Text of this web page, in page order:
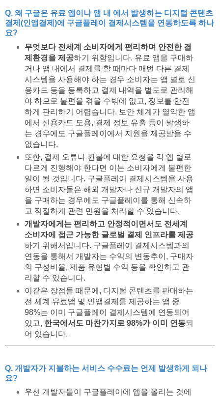
Q. 왜 구글은 유료 앱이나 앱 내 에서 발생하는 디지털 콘텐츠
결제(인앱결제)에 구글플레이 결제시스템을 연동하도록 하나
요?
무엇보다 전세계 소비자에게 편리하며 안전한 결
제환경을 제공하기 위함입니다. 유료 앱을 구매하
거나 앱 내에서 결제를 할 때마다 매번 다른 결제
시스템을 사용해야 하는 경우 소비자는 앱 별로 신
용카드 등을 등록하고 결제 내역을 별도로 관리해
야 하므로 불편을 겪을 수밖에 없고, 정보를 안전
하게 관리하기 어렵습니다. 보안 체계가 열악한 앱
에서 신용카드 도용, 결제 정보 유출 등이 발생하
는 경우에도 구글플레이에서 지원을 제공받을 수
없습니다.
또한, 결제 오류나 환불에 대한 요청을 각 앱 별로
다르게 진행해야 한다면 이는 소비자에게 불편한
일이 될 것입니다. 구글플레이 결제시스템을 사용
하면 소비자들은 해외 개발자나 신규 개발자의 앱
을 구매하는 경우에도 구글플레이를 통해 신속하
고 적절하게 관련 민원을 처리할 수 있습니다.
개발자에게는 편리하고 안정적이면서도 전세계
소비자에 접근 가능한 글로벌 결제 인프라를 제공
하기 위해서입니다. 구글플레이 결제시스템과의
연동을 통해서 개발자는 수익의 변동추이, 구매자
의 구성비율, 제품 유형별 수익 등을 확인하고 관
리할 수 있습니다.
이같은 장점들 때문에, 디지털 콘텐츠를 판매하는
전 세계 유료앱 및 인앱결제를 제공하는 앱 중
98%는 이미 구글플레이 결제시스템에 연동되어
있고, 한국에서도 마찬가지로 98%가 이미 연동되
어 있습니다.
Q. 개발자가 지불하는 서비스 수수료는 언제 발생하게 되나
요?
우선 개발자들이 구글플레이에 앱을 올리는 것에